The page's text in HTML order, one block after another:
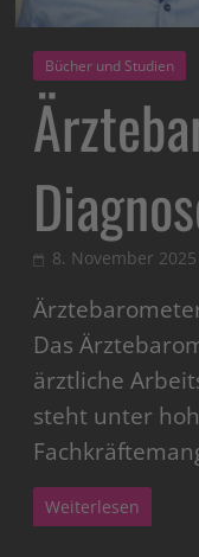
Bücher und Studien
8. November 2025
Das
ärztliche
steht unter
Weiterlesen